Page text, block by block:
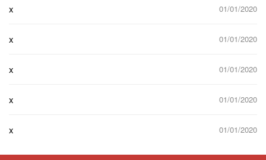
x 01/01/2020
x 01/01/2020
x 01/01/2020
x 01/01/2020
x 01/01/2020